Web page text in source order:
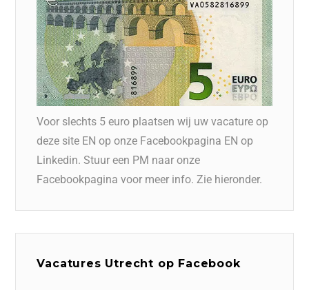
Voor slechts 5 euro plaatsen wij uw vacature op
deze site EN op onze Facebookpagina EN op
Linkedin. Stuur een PM naar onze
Facebookpagina voor meer info. Zie hieronder.
Vacatures Utrecht op Facebook